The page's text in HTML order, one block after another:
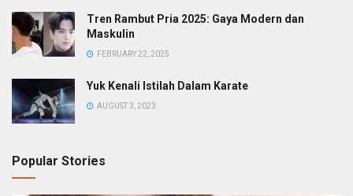
Tren Rambut Pria 2025: Gaya Modern dan
Maskulin
FEBRUARY 22, 2025
Yuk Kenali Istilah Dalam Karate
AUGUST 3, 2023
Popular Stories